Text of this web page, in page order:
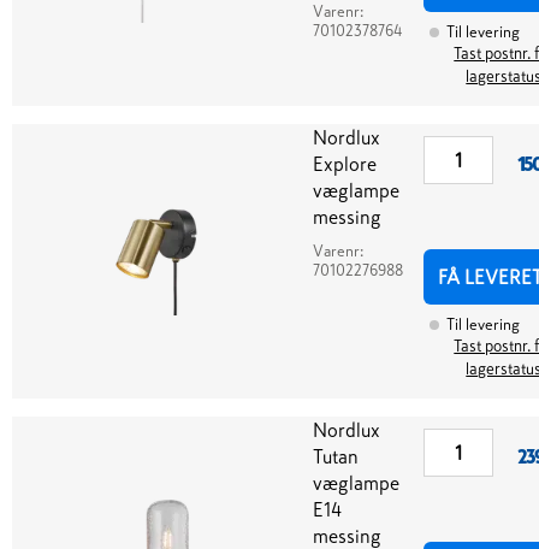
Varenr:
70102378764
Til levering
Tast postnr.
Nordlux
Explore
væglampe
messing
Varenr:
70102276988
FÅ
Til levering
Tast postnr.
Nordlux
Tutan
væglampe
E14
messing